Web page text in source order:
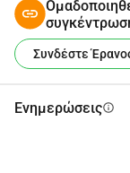
Συνδέστε
Ενημερώσειςinfo